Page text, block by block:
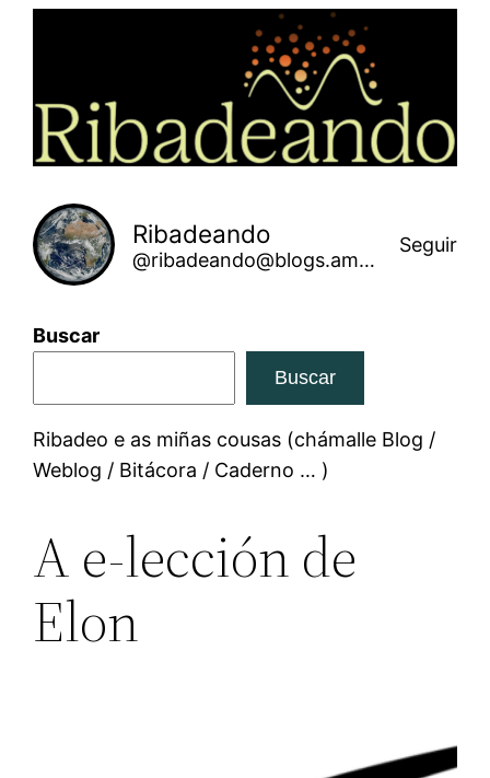
Ribadeando
@ribadeando@blogs.amarinha.gal
Seguir
Buscar
Buscar
Ribadeo e as miñas cousas (chámalle Blog /
Weblog / Bitácora / Caderno … )
A e-lección de
Elon